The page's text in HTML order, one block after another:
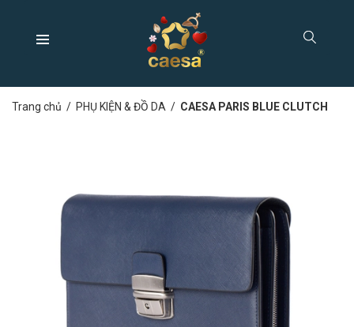
Trang chủ / PHỤ KIỆN & ĐỒ DA / CAESA PARIS BLUE CLUTCH